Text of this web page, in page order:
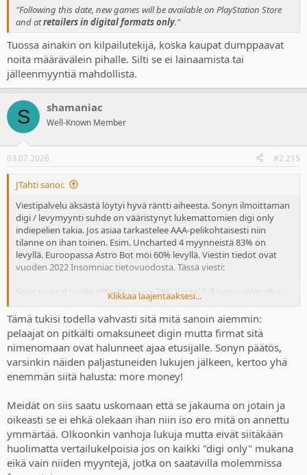
"Following this date, new games will be available on PlayStation Store
and atretailers in digital formats only."
Tuossa ainakin on kilpailutekijä, koska kaupat dumppaavat
noita määrävälein pihalle. Silti se ei lainaamista tai
jälleenmyyntiä mahdollista.
S shamaniac
Well-Known Member
03.07.2026 #2 215
JTahti sanoi:
Viestipalvelu äksästä löytyi hyvä räntti aiheesta. Sonyn ilmoittaman
digi / levymyynti suhde on vääristynyt lukemattomien digi only
indiepelien takia. Jos asiaa tarkastelee AAA-pelikohtaisesti niin
tilanne on ihan toinen. Esim. Uncharted 4 myynneistä 83% on
levyllä. Euroopassa Astro Bot möi 60% levyllä. Viestin tiedot ovat
vuoden 2022 Insomniac tietovuodosta. Tässä viesti:
Seen several quote #PlayStation's 78% digital full game sales, thus
That figure includes countless digital only releases, from back
catalogue to indie games etc. Even Capcom revealed 84% of its sales
were "older catalog titles", many of which are only available digitally.
So using such data is somewhat misleading.
To gauge REAL physical demand you need to look at splits of games
that released both physical AND digital only. Thanks to the
Insomniac leaks, we have such data on PS first party games.
Playstation Physical / Digital splits
Klikkaa laajentaaksesi...
Tämä tukisi todella vahvasti sitä mitä sanoin aiemmin:
pelaajat on pitkälti omaksuneet digin mutta firmat sitä
nimenomaan ovat halunneet ajaa etusijalle. Sonyn päätös,
varsinkin näiden paljastuneiden lukujen jälkeen, kertoo yhä
enemmän siitä halusta: more money!
Meidät on siis saatu uskomaan että se jakauma on jotain ja
oikeasti se ei ehkä olekaan ihan niin iso ero mitä on annettu
ymmärtää. Olkoonkin vanhoja lukuja mutta eivät siitäkään
huolimatta vertailukelpoisia jos on kaikki "digi only" mukana
eikä vain niiden myyntejä, jotka on saatavilla molemmissa